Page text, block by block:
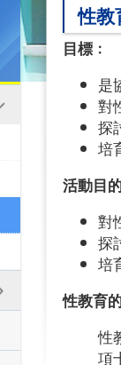
性教
目標﹕
是
對
探
培
活動目
對
探
培
性教育
性
項